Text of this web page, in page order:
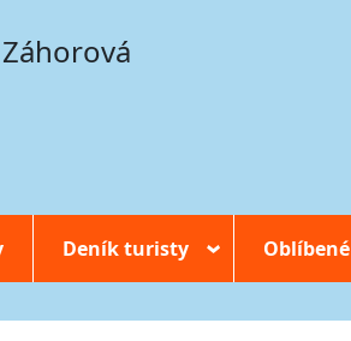
Deník turisty › Oblíbené